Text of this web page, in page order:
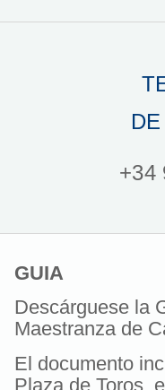
+34
GUIA
Descárguese la
Maestranza de
El documento
Plaza de Toros,